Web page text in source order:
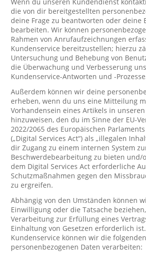
die von dir bereitgestellten
deine Frage zu beantworten oder deine
bearbeiten. Wir können
Rahmen von Anrufaufzeichnungen
Kundenservice bereitzustellen; hierzu
Untersuchung und Behebung von
die Überwachung und Verbesserung
Kundenservice-Antworten und -
Außerdem können wir deine
erheben, wenn du uns eine Mitteilung
Vorhandensein eines Artikels in
hinzuweisen, den du im Sinne der EU-
2022/2065 des Europäischen
(„Digital Services Act“) als „illegalen
dir Zugang zu einem internen System
Beschwerdebearbeitung zu bieten und/
dem Digital Services Act erforderliche
Schutzmaßnahmen gegen den
zu ergreifen.
Abhängig von den Umständen können
Einwilligung oder die Tatsache
Verarbeitung zur Erfüllung eines
Einhaltung von Gesetzen erforderlich
Kundenservice können wir die folgenden
personenbezogenen Daten verarbeiten: